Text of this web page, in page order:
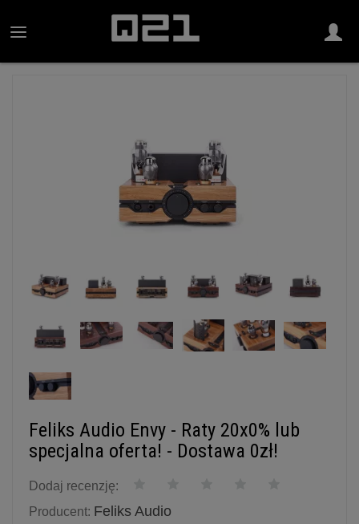
Feliks Audio Envy - Raty 20x0% lub
specjalna oferta! - Dostawa 0zł!
Dodaj recenzję:
Producent: Feliks Audio